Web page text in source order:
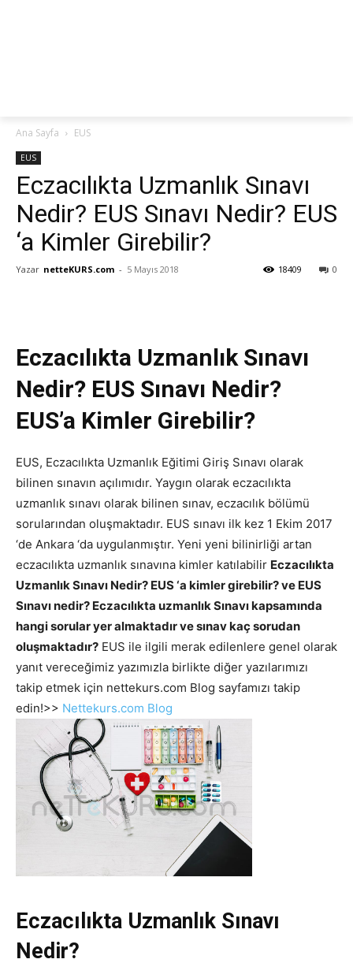
Ana Sayfa EUS
EUS
Eczacılıkta Uzmanlık Sınavı
Nedir? EUS Sınavı Nedir? EUS
‘a Kimler Girebilir?
Yazar netteKURS.com - 5 Mayıs 2018 0
18409
Eczacılıkta Uzmanlık Sınavı
Nedir? EUS Sınavı Nedir?
EUS’a Kimler Girebilir?
EUS, Eczacılıkta Uzmanlık Eğitimi Giriş Sınavı olarak
bilinen sınavın açılımıdır. Yaygın olarak eczacılıkta
uzmanlık sınavı olarak bilinen sınav, eczacılık bölümü
sorularından oluşmaktadır. EUS sınavı ilk kez 1 Ekim 2017
‘de Ankara ‘da uygulanmıştır. Yeni yeni bilinirliği artan
eczacılıkta uzmanlık sınavına kimler katılabilir Eczacılıkta
Uzmanlık Sınavı Nedir? EUS ‘a kimler girebilir? ve EUS
Sınavı nedir? Eczacılıkta uzmanlık Sınavı kapsamında
hangi sorular yer almaktadır ve sınav kaç sorudan
oluşmaktadır? EUS ile ilgili merak edilenlere genel olarak
yanıt vereceğimiz yazımızla birlikte diğer yazılarımızı
takip etmek için nettekurs.com Blog sayfamızı takip
edin!>> Nettekurs.com Blog
Eczacılıkta Uzmanlık Sınavı
Nedir?